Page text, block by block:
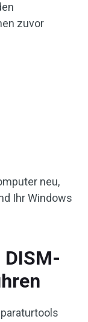
zuvor
neu,
Ihr Windows
DISM-